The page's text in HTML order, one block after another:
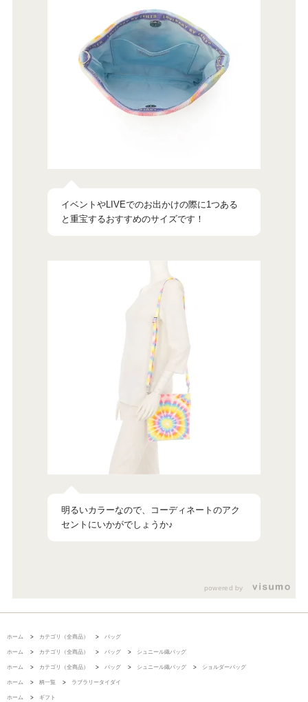
イベントやLIVEでのお出かけの際に1つある
と重宝するおすすめのサイズです！
明るいカラーなので、コーディネートのアク
セントにいかがでしょうか♪
powered by
ホーム > カテゴリ（全商品） > バッグ
ホーム > カテゴリ（全商品） > バッグ > シュニール織バッグ
ホーム > カテゴリ（全商品） > バッグ > シュニール織バッグ > ショルダーバッグ
ホーム > 柄一覧 > ラブラリータイダイ
ホーム > ギフト